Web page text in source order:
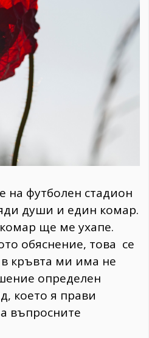
на футболен стадион
души и един комар.
ще ме ухапе.
обяснение, това се
кръвта ми има не
определен
което я прави
въпросните